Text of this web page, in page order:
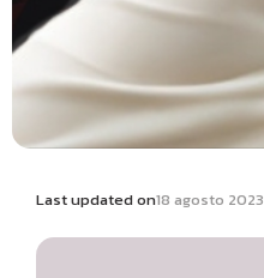
Last updated on18 agosto 2023